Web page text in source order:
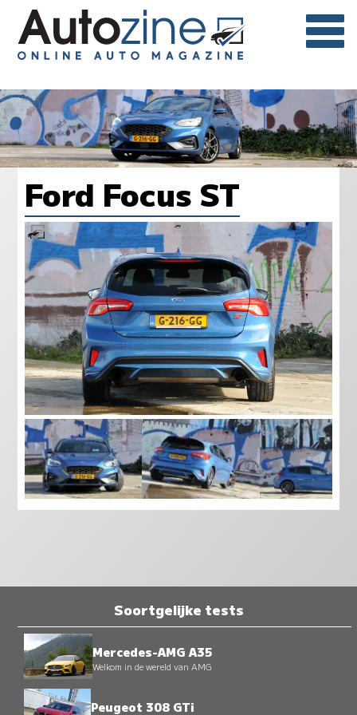
Ford Focus ST
Soortgelijke tests
Mercedes-AMG A35
Welkom in de wereld van AMG
Peugeot 308 GTi